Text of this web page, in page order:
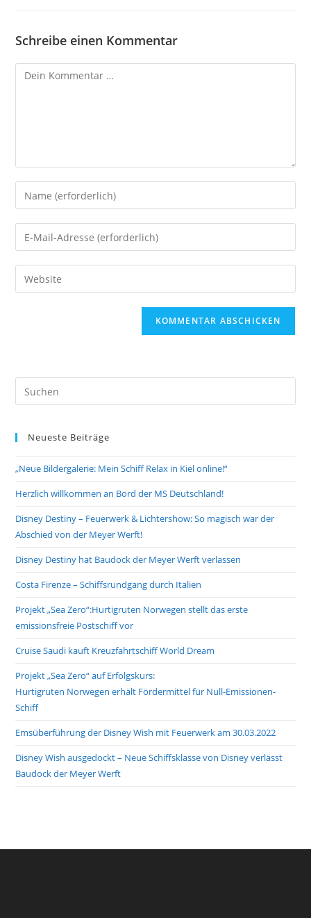
Schreibe einen Kommentar
Kommentar
Gib
deinen
Namen
oder
zum
Kommentieren
Gib
deine
E-
Mail-
Gib
deine
Neueste Beiträge
„Neue Bildergalerie: Mein Schiff Relax in Kiel online!“
Herzlich willkommen an Bord der MS Deutschland!
Disney Destiny – Feuerwerk & Lichtershow: So magisch war der
Abschied von der Meyer Werft!
Disney Destiny hat Baudock der Meyer Werft verlassen
Costa Firenze – Schiffsrundgang durch Italien
Projekt „Sea Zero“:Hurtigruten Norwegen stellt das erste
emissionsfreie Postschiff vor
Cruise Saudi kauft Kreuzfahrtschiff World Dream
Projekt „Sea Zero“ auf Erfolgskurs:
Hurtigruten Norwegen erhält Fördermittel für Null-Emissionen-
Schiff
Emsüberführung der Disney Wish mit Feuerwerk am 30.03.2022
Disney Wish ausgedockt – Neue Schiffsklasse von Disney verlässt
Baudock der Meyer Werft